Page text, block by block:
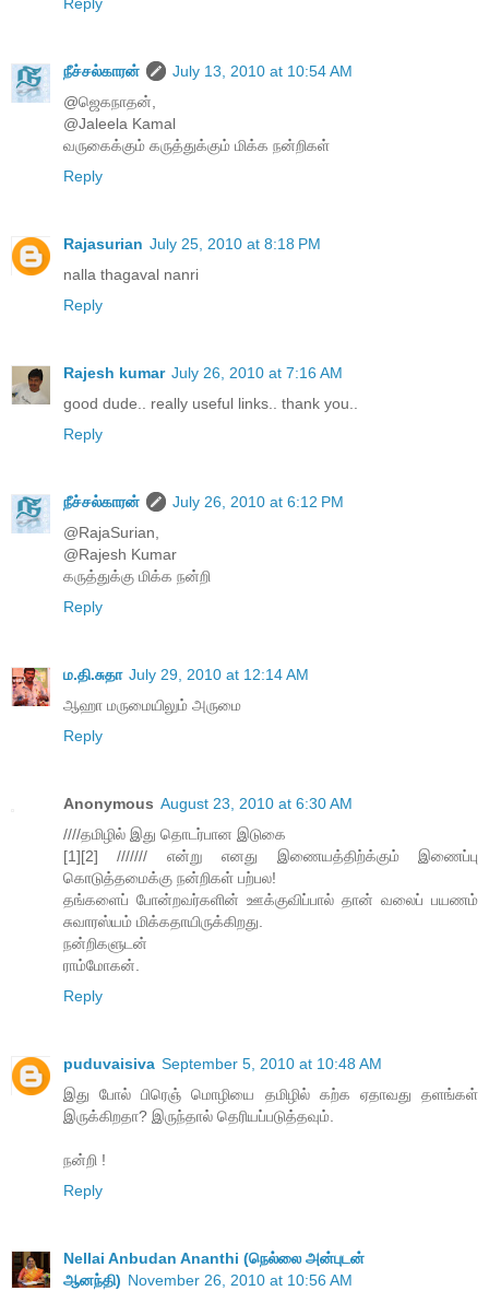
நீச்சல்காரன்
July 13, 2010 at 10:54 AM
@ஜெகநாதன்,
@Jaleela Kamal
வருகைக்கும் கருத்துக்கும் மிக்க நன்றிகள்
Reply
Rajasurian July 25, 2010 at 8:18 PM
nalla thagaval nanri
Reply
Rajesh kumar July 26, 2010 at 7:16 AM
good dude.. really useful links.. thank you..
Reply
நீச்சல்காரன்
July 26, 2010 at 6:12 PM
@RajaSurian,
@Rajesh Kumar
கருத்துக்கு மிக்க நன்றி
Reply
ம.தி.சுதா July 29, 2010 at 12:14 AM
ஆஹா மருமையிலும் அருமை
Reply
Anonymous August 23, 2010 at 6:30 AM
////தமிழில் இது தொடர்பான இடுகை
[1][2] /////// என்று எனது இணையத்திற்க்கும் இணைப்பு
கொடுத்தமைக்கு நன்றிகள் பற்பல!
தங்களைப் போன்றவர்களின் ஊக்குவிப்பால் தான் வலைப் பயணம்
சுவாரஸ்யம் மிக்கதாயிருக்கிறது.
நன்றிகளுடன்
ராம்மோகன்.
Reply
puduvaisiva September 5, 2010 at 10:48 AM
இது போல் பிரெஞ் மொழியை தமிழில் கற்க ஏதாவது தளங்கள்
இருக்கிறதா? இருந்தால் தெரியப்படுத்தவும்.
நன்றி !
Reply
Nellai Anbudan Ananthi (நெல்லை அன்புடன்
ஆனந்தி) November 26, 2010 at 10:56 AM